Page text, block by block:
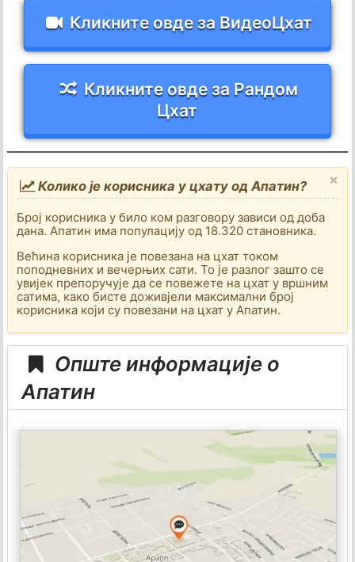
Кликните овде за ВидеоЦхат
Кликните овде за Рандом
Цхат
×
Колико је корисника у цхату од Апатин?
Број корисника у било ком разговору зависи од доба
дана. Апатин има популацију од 18.320 становника.
Већина корисника је повезана на цхат током
поподневних и вечерњих сати. То је разлог зашто се
увијек препоручује да се повежете на цхат у вршним
сатима, како бисте доживјели максимални број
корисника који су повезани на цхат у Апатин.
Опште информације о
Апатин